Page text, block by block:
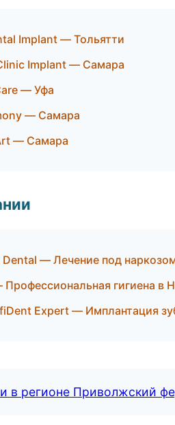
Implant — Тольятти
Implant — Самара
— Уфа
— Самара
— Самара
— Лечение под
гигиена в
Expert — Имплантация
в регионе Приволжский